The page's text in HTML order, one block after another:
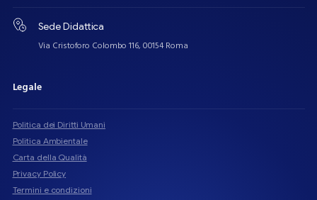
Sede Didattica
Via Cristoforo Colombo 116, 00154 Roma
Legale
Politica dei Diritti Umani
Politica Ambientale
Carta della Qualità
Privacy Policy
Termini e condizioni